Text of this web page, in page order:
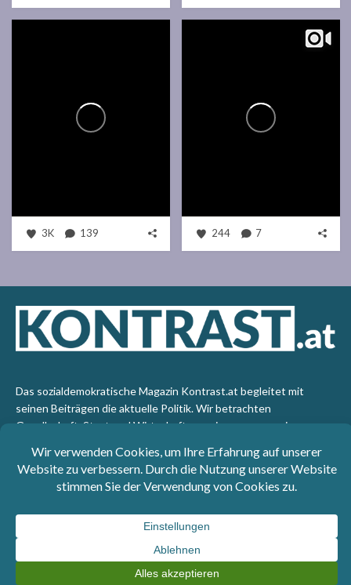
3K 139 244 7
Das sozialdemokratische Magazin Kontrast.at begleitet mit
seinen Beiträgen die aktuelle Politik. Wir betrachten
Gesellschaft, Staat und Wirtschaft von einem progressiven,
sozialen Gerechtigkeit auf die Welt.
Impressum: SPÖ-Klub - 1017 Wien - Telefon: +43 1 40110-